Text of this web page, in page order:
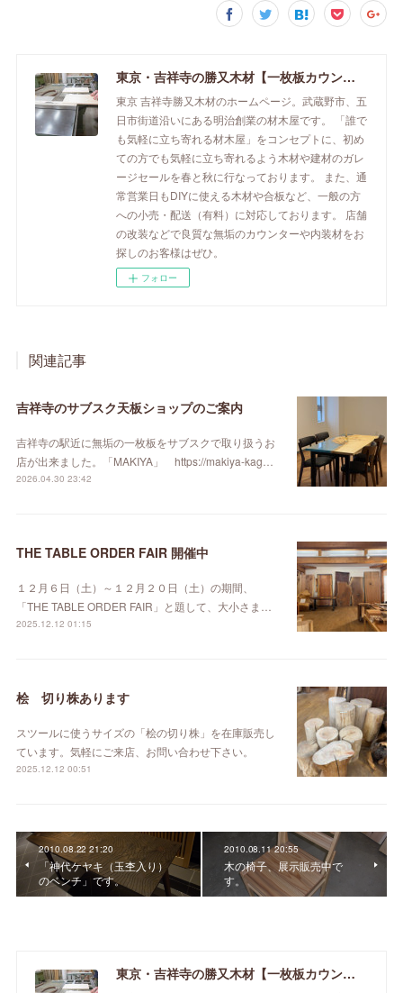
東京・吉祥寺の勝又木材【一枚板カウンター】
東京 吉祥寺勝又木材のホームページ。武蔵野市、五
日市街道沿いにある明治創業の材木屋です。 「誰で
も気軽に立ち寄れる材木屋」をコンセプトに、初め
ての方でも気軽に立ち寄れるよう木材や建材のガレ
ージセールを春と秋に行なっております。 また、通
常営業日もDIYに使える木材や合板など、一般の方
への小売・配送（有料）に対応しております。 店舗
の改装などで良質な無垢のカウンターや内装材をお
探しのお客様はぜひ。
フォロー
関連記事
吉祥寺のサブスク天板ショップのご案内
吉祥寺の駅近に無垢の一枚板をサブスクで取り扱うお
店が出来ました。「MAKIYA」 https://makiya-kag…
2026.04.30 23:42
THE TABLE ORDER FAIR 開催中
１２月６日（土）～１２月２０日（土）の期間、
「THE TABLE ORDER FAIR」と題して、大小さま…
2025.12.12 01:15
桧 切り株あります
スツールに使うサイズの「桧の切り株」を在庫販売し
ています。気軽にご来店、お問い合わせ下さい。
2025.12.12 00:51
2010.08.22 21:20
「神代ケヤキ（玉杢入り）
のベンチ」です。
2010.08.11 20:55
木の椅子、展示販売中で
す。
東京・吉祥寺の勝又木材【一枚板カウンター】